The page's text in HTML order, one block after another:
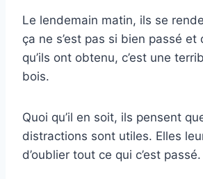
Le lendemain matin, ils se
ça ne s’est pas si bien passé et
qu’ils ont obtenu, c’est une
bois.
Quoi qu’il en soit, ils pensent
distractions sont utiles. Elles
d’oublier tout ce qui c’est passé.